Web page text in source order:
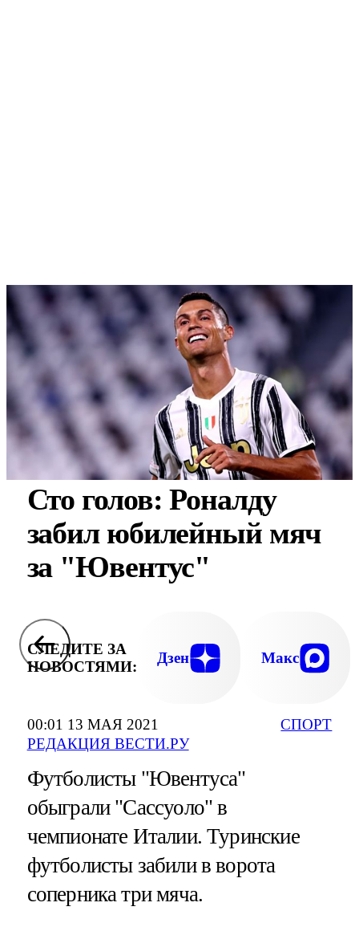
00:01 13 МАЯ 2021
РЕДАКЦИЯ ВЕСТИ.РУ
СПОРТ
Сто голов: Роналду
забил юбилейный мяч
за "Ювентус"
СЛЕДИТЕ ЗА
НОВОСТЯМИ:
Дзен Макс
Футболисты "Ювентуса"
обыграли "Сассуоло" в
чемпионате Италии. Туринские
футболисты забили в ворота
соперника три мяча.